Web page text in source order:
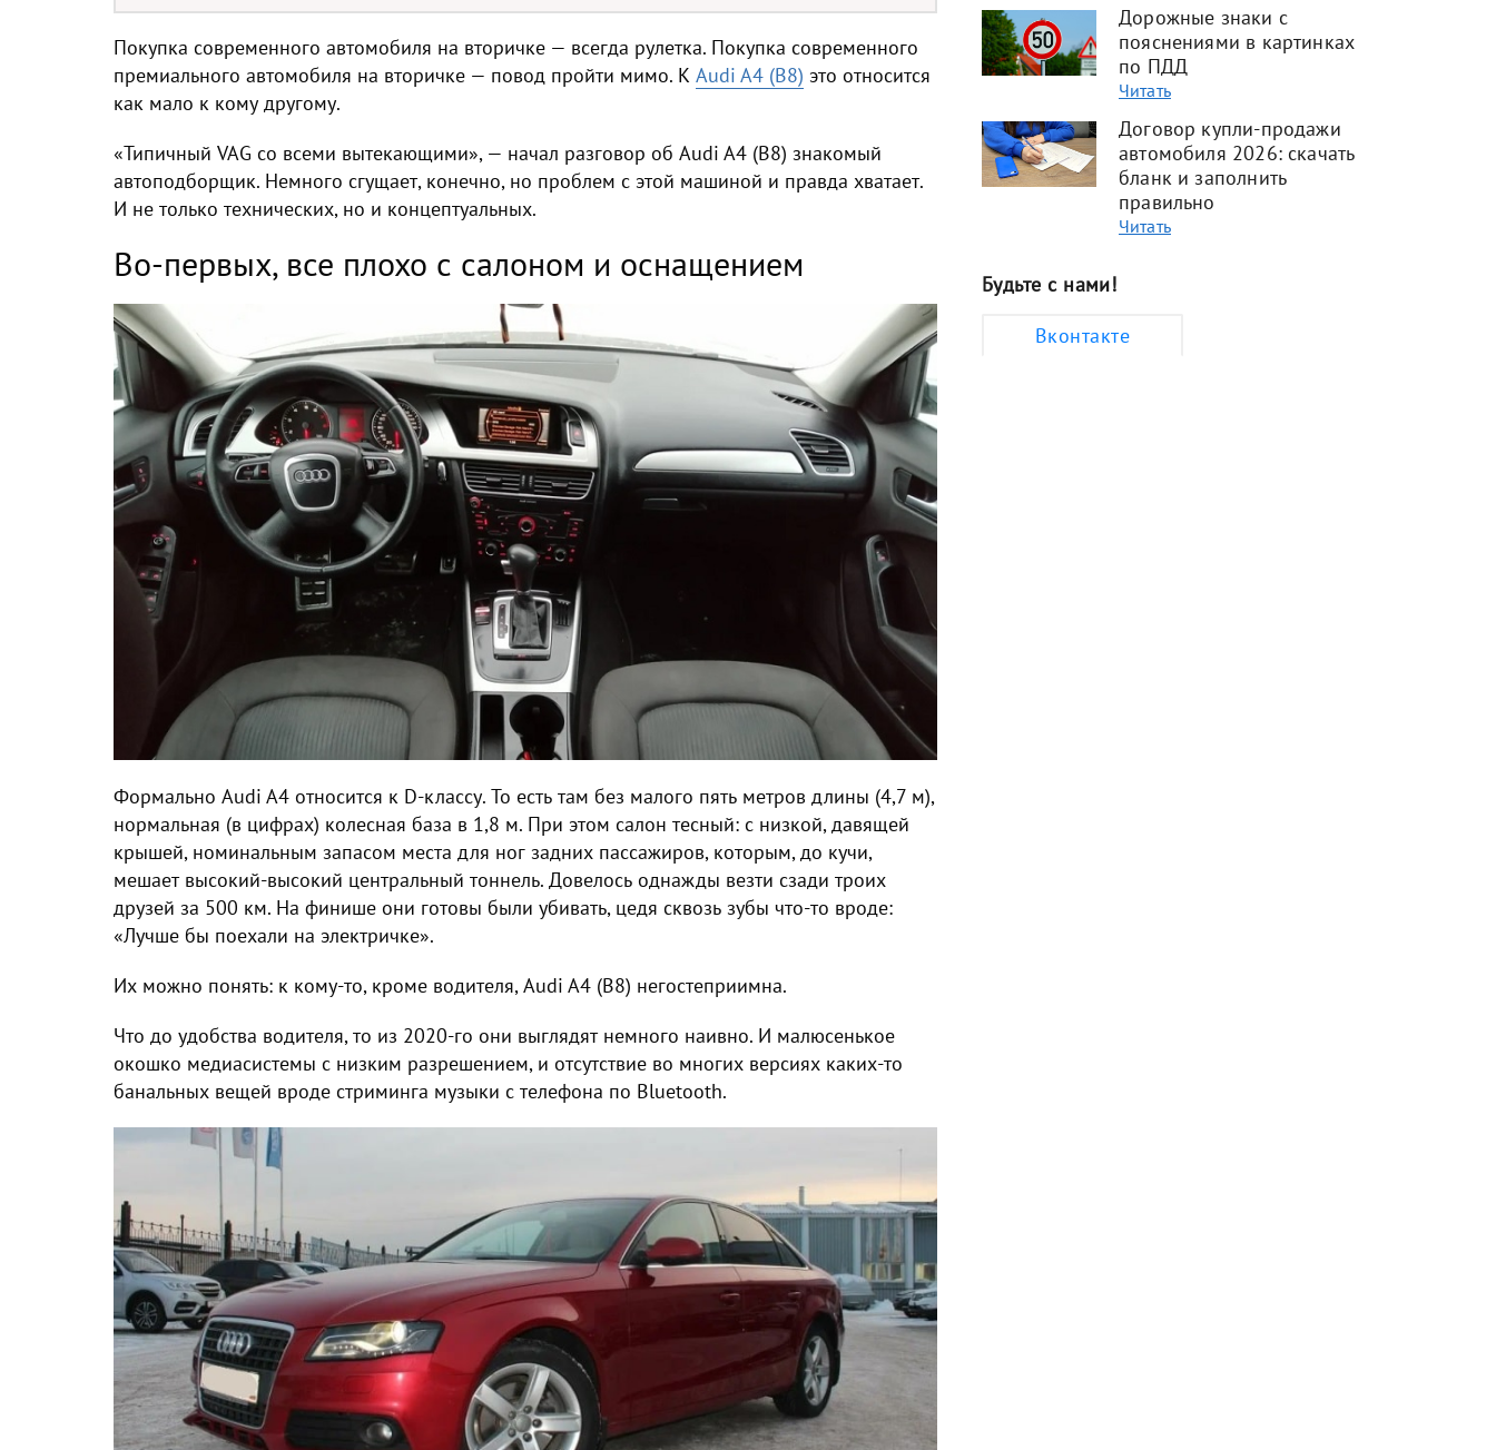
Покупка современного автомобиля на вторичке — всегда рулетка. Покупка современного
премиального автомобиля на вторичке — повод пройти мимо. К Audi A4 (B8) это относится
как мало к кому другому.
«Типичный VAG со всеми вытекающими», — начал разговор об Audi A4 (B8) знакомый
автоподборщик. Немного сгущает, конечно, но проблем с этой машиной и правда хватает.
И не только технических, но и концептуальных.
Во-первых, все плохо с салоном и оснащением
Формально Audi A4 относится к D-классу. То есть там без малого пять метров длины (4,7 м),
нормальная (в цифрах) колесная база в 1,8 м. При этом салон тесный: с низкой, давящей
крышей, номинальным запасом места для ног задних пассажиров, которым, до кучи,
мешает высокий-высокий центральный тоннель. Довелось однажды везти сзади троих
друзей за 500 км. На финише они готовы были убивать, цедя сквозь зубы что-то вроде:
«Лучше бы поехали на электричке».
Их можно понять: к кому-то, кроме водителя, Audi A4 (B8) негостеприимна.
Что до удобства водителя, то из 2020-го они выглядят немного наивно. И малюсенькое
окошко медиасистемы с низким разрешением, и отсутствие во многих версиях каких-то
банальных вещей вроде стриминга музыки с телефона по Bluetooth.
Дорожные знаки с
пояснениями в картинках
по ПДД
Читать
Договор купли-продажи
автомобиля 2026: скачать
бланк и заполнить
правильно
Читать
Будьте с нами!
Вконтакте